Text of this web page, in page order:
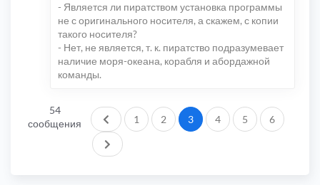
- Является ли пиратством установка программы
не с оригинального носителя, а скажем, с копии
такого носителя?
- Нет, не является, т. к. пиратство подразумевает
наличие моря-океана, корабля и абордажной
команды.
54
сообщения
Пред.1 2 3 4 5
6
След.